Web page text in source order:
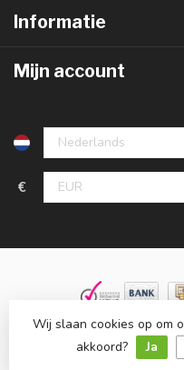
Informatie
Mijn account
€
© Copyright 2026
Lightspeed
Wij slaan cookies op om
akkoord?
Ja